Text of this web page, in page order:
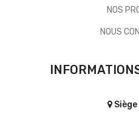
NOS
NOUS
Siège